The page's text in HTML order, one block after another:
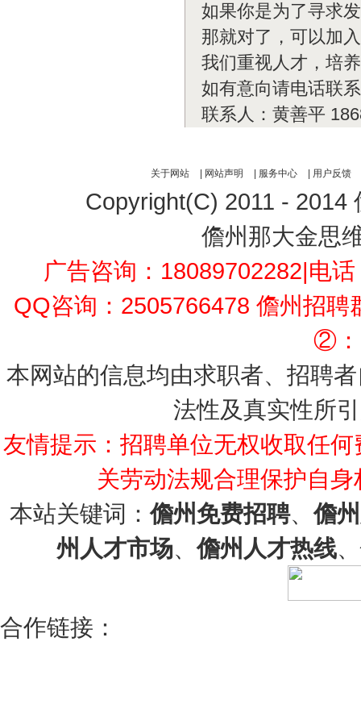
如果你是为了寻求
那就对了，可以加
我们重视人才，培
如有意向请电话联系
联系人：黄善平
关于网站 网站声明 服务中心 用户反馈
Copyright(C) 2011 - 2014
儋州那大金思
广告咨询：18089702282|电
QQ咨询：2505766478 儋州招
②：
本网站的信息均由求职者、招聘
法性及真实性所
友情提示：招聘单位无权收取任
关劳动法规合理保护自
本站关键词：儋州免费招聘、儋
州人才市场、儋州人才热线、
合作链接：